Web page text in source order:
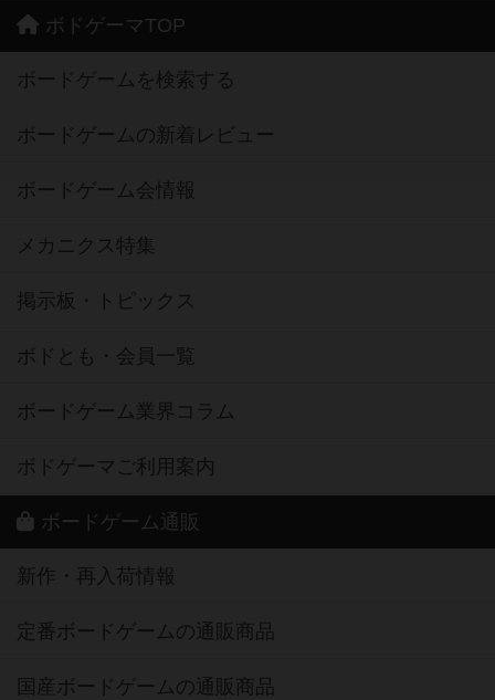
ボドゲーマTOP
ボードゲームを検索する
ボードゲームの新着レビュー
ボードゲーム会情報
メカニクス特集
掲示板・トピックス
ボドとも・会員一覧
ボードゲーム業界コラム
ボドゲーマご利用案内
ボードゲーム通販
新作・再入荷情報
定番ボードゲームの通販商品
国産ボードゲームの通販商品